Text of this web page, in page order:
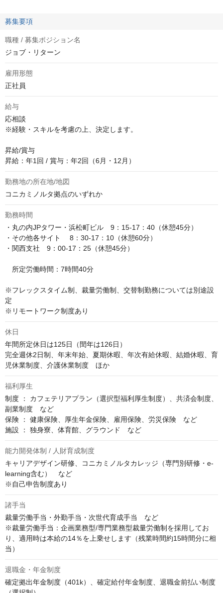
募集要項
職種 / 募集ポジション名
ジョブ・リターン
雇用形態
正社員
給与
応相談
※経験・スキルを考慮の上、決定します。
昇給/賞与
昇給：年1回 / 賞与：年2回（6月・12月）
勤務地の所在地/地図
コニカミノルタ拠点のいずれか
勤務時間
・丸の内JPタワー・浜松町ビル　9：15-17：40（休憩45分）
・その他各サイト 　8：30-17：10（休憩60分）
・関西支社　9：00-17：25（休憩45分）
所定労働時間：7時間40分
※フレックスタイム制、裁量労働制、交替制勤務については別途設
定
※リモートワーク制度あり
休日
年間所定休日は125日（閏年は126日）
完全週休2日制、年末年始、夏期休暇、年次有給休暇、結婚休暇、育
児休業制度、介護休業制度　ほか
福利厚生
制度 ： カフェテリアプラン（選択型福利厚生制度）、共済会制度、
副業制度　など
保険 ： 健康保険、厚生年金保険、雇用保険、労災保険　など
施設 ： 独身寮、体育館、グラウンド　など
能力開発体制 / 人財育成制度
キャリアデザイン研修、コニカミノルタカレッジ（専門別研修・e-
learning含む）　など
※自己申告制度あり
諸手当
裁量労働手当・外勤手当・次世代育成手当　など
※裁量労働手当：企画業務型/専門業務型裁量労働制を採用してお
り、適用時は本給の14％を上乗せします（残業時間約15時間分に相
当）
退職金・年金制度
確定拠出年金制度（401k）、確定給付年金制度、退職金前払い制度